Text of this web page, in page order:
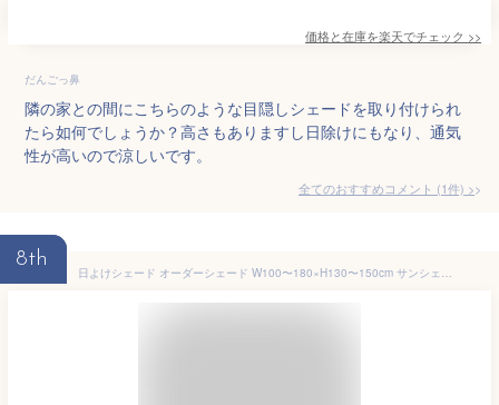
価格と在庫を楽天でチェック >>
だんごっ鼻
隣の家との間にこちらのような目隠しシェードを取り付けられ
たら如何でしょうか？高さもありますし日除けにもなり、通気
性が高いので涼しいです。
全てのおすすめコメント (1件) >
8th
日よけシェード オーダーシェード W100〜180×H130〜150cm サンシェード オーニング 屋外 サンシェード バルコニー オーニング 洋風たてす UVカット 紫外線 遮光 ベランダ 目隠し 庭 アーバングレー グレーストライプ ブラッシュウッド